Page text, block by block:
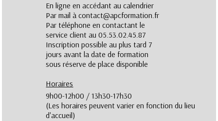
En ligne en accédant au calendrier
Par mail à contact@apcformation.fr
Par téléphone en contactant le
service client au 05.53.02.45.87
Inscription possible au plus tard 7
jours avant la date de formation
sous réserve de place disponible
Horaires
9h00-12h00 / 13h30-17h30
(Les horaires peuvent varier en fonction du lieu
d'accueil)